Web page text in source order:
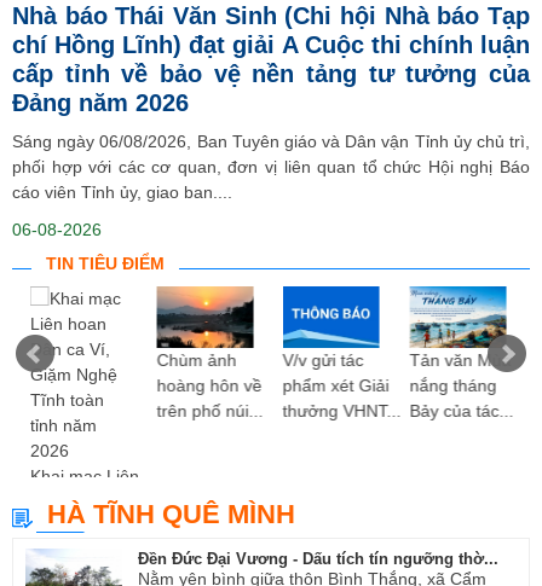
Nhà báo Thái Văn Sinh (Chi hội Nhà báo Tạp
chí Hồng Lĩnh) đạt giải A Cuộc thi chính luận
cấp tỉnh về bảo vệ nền tảng tư tưởng của
Đảng năm 2026
Sáng ngày 06/08/2026, Ban Tuyên giáo và Dân vận Tỉnh ủy chủ trì,
phối hợp với các cơ quan, đơn vị liên quan tổ chức Hội nghị Báo
cáo viên Tỉnh ủy, giao ban....
06-08-2026
TIN TIÊU ĐIỂM
Khai mạc Liên
hoan Dân ca
Ví, Giặm...
Chùm ảnh
hoàng hôn về
trên phố núi...
V/v gửi tác
phẩm xét Giải
thưởng VHNT...
Tản văn Mùa
nắng tháng
Bảy của tác...
HÀ TĨNH QUÊ MÌNH
Đền Đức Đại Vương - Dấu tích tín ngưỡng thờ...
Nằm yên bình giữa thôn Bình Thắng, xã Cẩm